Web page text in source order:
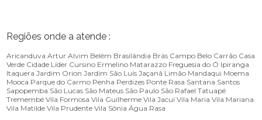
Regiões onde a atende :
Aricanduva Artur Alvim Belém Brasilândia Brás Campo Belo Carrão Casa
Verde Cidade Líder Cursino Ermelino Matarazzo Freguesia do Ó Ipiranga
Itaquera Jardim Orion Jardim São Luís Jaçanã Limão Mandaqui Moema
Mooca Parque do Carmo Penha Perdizes Ponte Rasa Santana Santos
Sapopemba São Lucas São Mateus São Paulo São Rafael Tatuapé
Tremembé Vila Formosa Vila Guilherme Vila Jacuí Vila Maria Vila Mariana
Vila Matilde Vila Prudente Vila Sônia Água Rasa